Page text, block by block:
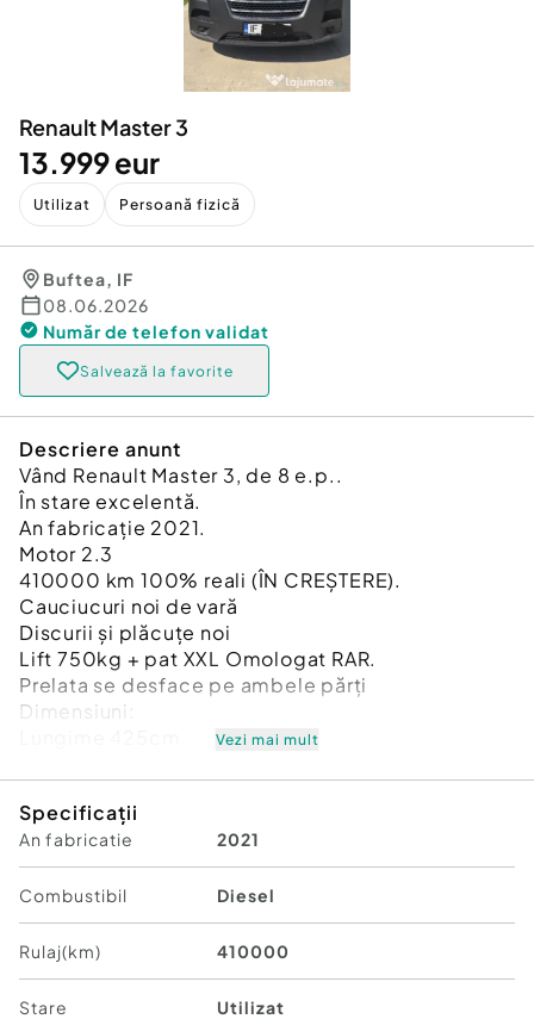
Animale de companie
Afaceri și echipamente profesionale
Inchiriere Bunuri si Vehicule
Utilaje agricole si industriale
Piese auto si accesorii
Renault Master 3
13.999 eur
Utilizat Persoană fizică
Buftea, IF
08.06.2026
Număr de telefon validat
Salvează la favorite
Descriere anunt
Vând Renault Master 3, de 8 e.p..
În stare excelentă.
An fabricație 2021.
Motor 2.3
410000 km 100% reali (ÎN CREȘTERE).
Cauciucuri noi de vară
Discurii și plăcuțe noi
Lift 750kg + pat XXL Omologat RAR.
Prelata se desface pe ambele părți
Dimensiuni:
MMA3,5t din care util 750kg
AC funcțional.
Webasto funcțional.
ADEBLU ACTIV.
DPF ACTIV
Perne pe aer, pe spate.
Două baterii, una pentru pornire si una pentru
accesorii (lift și webasto)
Vezi mai mult
Specificații
An fabricatie 2021
Combustibil Diesel
Rulaj(km) 410000
Stare Utilizat